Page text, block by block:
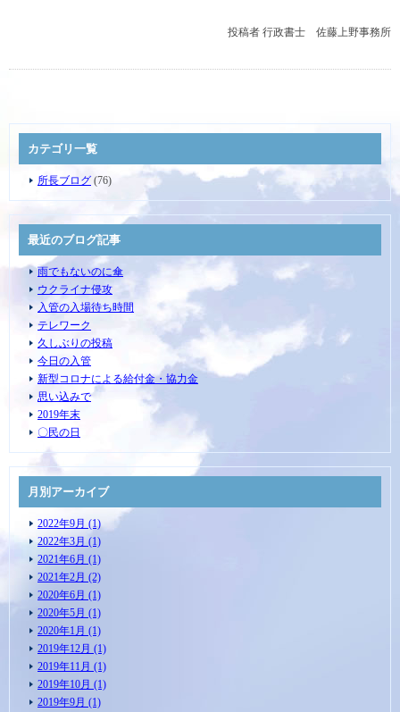
投稿者 行政書士 佐藤上野事務所
カテゴリ一覧
所長ブログ (76)
最近のブログ記事
雨でもないのに傘
ウクライナ侵攻
入管の入場待ち時間
テレワーク
久しぶりの投稿
今日の入管
新型コロナによる給付金・協力金
思い込みで
2019年末
〇民の日
月別アーカイブ
2022年9月 (1)
2022年3月 (1)
2021年6月 (1)
2021年2月 (2)
2020年6月 (1)
2020年5月 (1)
2020年1月 (1)
2019年12月 (1)
2019年11月 (1)
2019年10月 (1)
2019年9月 (1)